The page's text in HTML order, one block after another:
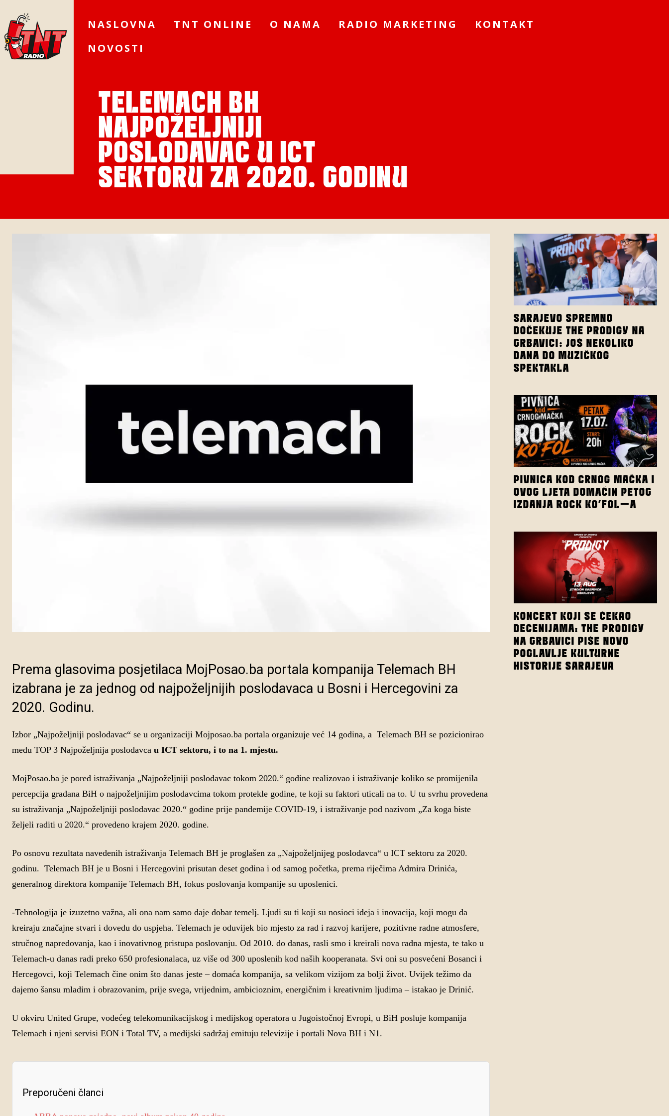
NASLOVNA TNT ONLINE O NAMA RADIO MARKETING
KONTAKT
NOVOSTI
TELEMACH BH
NAJPOŽELJNIJI
POSLODAVAC U ICT
SEKTORU ZA 2020. GODINU
Prema glasovima posjetilaca MojPosao.ba portala kompanija Telemach BH
izabrana je za jednog od najpoželjnijih poslodavaca u Bosni i Hercegovini za
2020. Godinu.
Izbor „Najpoželjniji poslodavac“ se u organizaciji Mojposao.ba portala organizuje već 14 godina, a Telemach BH se pozicionirao
među TOP 3 Najpoželjnija poslodavca u ICT sektoru, i to na 1. mjestu.
MojPosao.ba je pored istraživanja „Najpoželjniji poslodavac tokom 2020.“ godine realizovao i istraživanje koliko se promijenila
percepcija građana BiH o najpoželjnijim poslodavcima tokom protekle godine, te koji su faktori uticali na to. U tu svrhu provedena
su istraživanja „Najpoželjniji poslodavac 2020.“ godine prije pandemije COVID-19, i istraživanje pod nazivom „Za koga biste
željeli raditi u 2020.“ provedeno krajem 2020. godine.
Po osnovu rezultata navedenih istraživanja Telemach BH je proglašen za „Najpoželjnijeg poslodavca“ u ICT sektoru za 2020.
godinu. Telemach BH je u Bosni i Hercegovini prisutan deset godina i od samog početka, prema riječima Admira Drinića,
generalnog direktora kompanije Telemach BH, fokus poslovanja kompanije su uposlenici.
-Tehnologija je izuzetno važna, ali ona nam samo daje dobar temelj. Ljudi su ti koji su nosioci ideja i inovacija, koji mogu da
kreiraju značajne stvari i dovedu do uspjeha. Telemach je oduvijek bio mjesto za rad i razvoj karijere, pozitivne radne atmosfere,
stručnog napredovanja, kao i inovativnog pristupa poslovanju. Od 2010. do danas, rasli smo i kreirali nova radna mjesta, te tako u
Telemach-u danas radi preko 650 profesionalaca, uz više od 300 uposlenih kod naših kooperanata. Svi oni su posvećeni Bosanci i
Hercegovci, koji Telemach čine onim što danas jeste – domaća kompanija, sa velikom vizijom za bolji život. Uvijek težimo da
dajemo šansu mladim i obrazovanim, prije svega, vrijednim, ambicioznim, energičnim i kreativnim ljudima – istakao je Drinić.
U okviru United Grupe, vodećeg telekomunikacijskog i medijskog operatora u Jugoistočnoj Evropi, u BiH posluje kompanija
Telemach i njeni servisi EON i Total TV, a medijski sadržaj emituju televizije i portali Nova BH i N1.
Preporučeni članci
SARAJEVO SPREMNO
DOČEKUJE THE PRODIGY NA
GRBAVICI: JOŠ NEKOLIKO
DANA DO MUZIČKOG
SPEKTAKLA
PIVNICA KOD CRNOG MAČKA I
OVOG LJETA DOMAĆIN PETOG
IZDANJA ROCK KO’FOL-A
KONCERT KOJI SE ČEKAO
DECENIJAMA: THE PRODIGY
NA GRBAVICI PIŠE NOVO
POGLAVLJE KULTURNE
HISTORIJE SARAJEVA